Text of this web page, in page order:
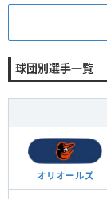
球団別選手一覧
オリオールズ